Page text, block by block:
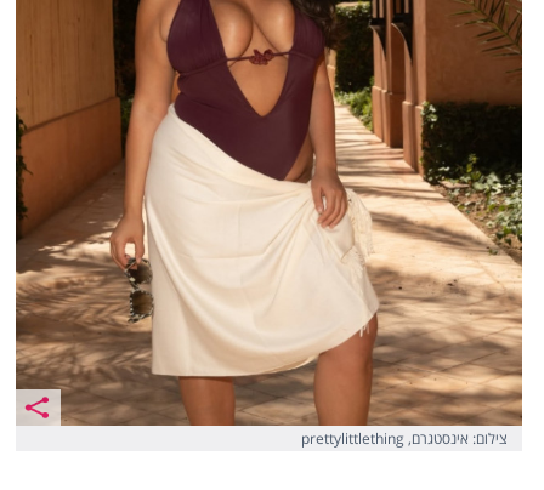
צילום: אינסטגרם, prettylittlething